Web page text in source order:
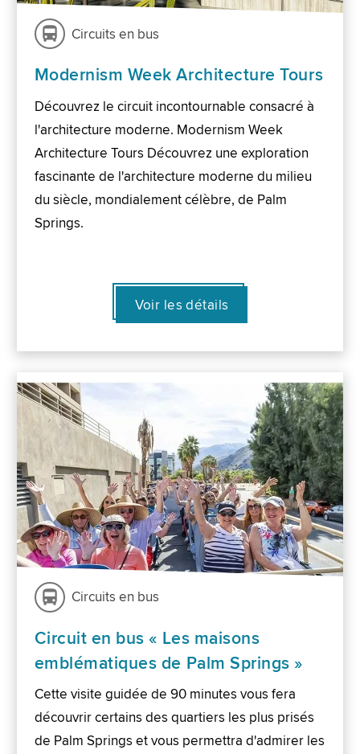
Circuits en bus
Modernism Week Architecture Tours
Découvrez le circuit incontournable consacré à
l'architecture moderne. Modernism Week
Architecture Tours Découvrez une exploration
fascinante de l'architecture moderne du milieu
du siècle, mondialement célèbre, de Palm
Springs.
Voir les détails
Circuits en bus
Circuit en bus « Les maisons
emblématiques de Palm Springs »
Cette visite guidée de 90 minutes vous fera
découvrir certains des quartiers les plus prisés
de Palm Springs et vous permettra d'admirer les